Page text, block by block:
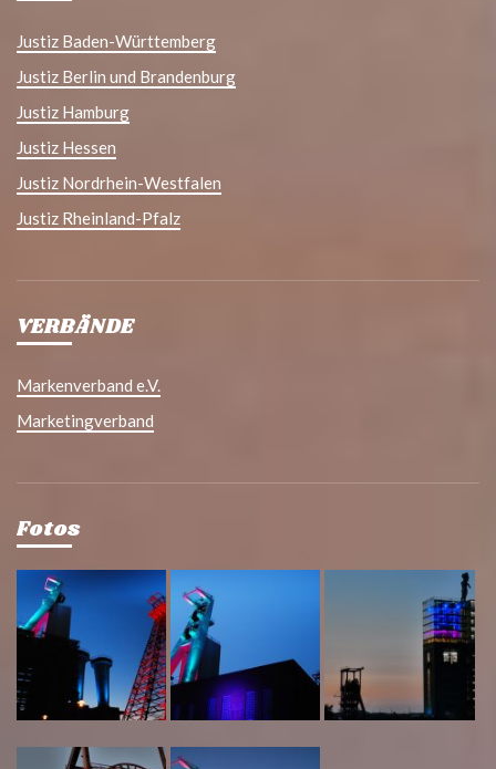
Justiz Baden-Württemberg
Justiz Berlin und Brandenburg
Justiz Hamburg
Justiz Hessen
Justiz Nordrhein-Westfalen
Justiz Rheinland-Pfalz
VERBÄNDE
Markenverband e.V.
Marketingverband
Fotos